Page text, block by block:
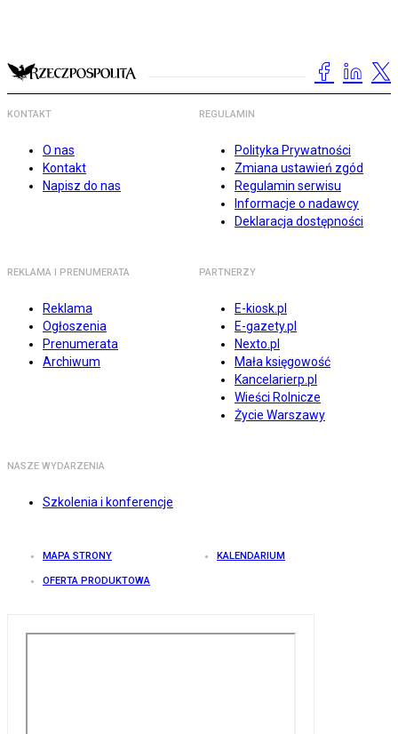
KONTAKT
O nas
Kontakt
Napisz do nas
REGULAMIN
Polityka Prywatności
Zmiana ustawień zgód
Regulamin serwisu
Informacje o nadawcy
Deklaracja dostępności
REKLAMA I PRENUMERATA
Reklama
Ogłoszenia
Prenumerata
Archiwum
PARTNERZY
E-kiosk.pl
E-gazety.pl
Nexto.pl
Mała księgowość
Kancelarierp.pl
Wieści Rolnicze
Życie Warszawy
NASZE WYDARZENIA
Szkolenia i konferencje
MAPA STRONY KALENDARIUM
OFERTA PRODUKTOWA